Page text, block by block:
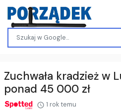
Zuchwała kradzież w
ponad 45 000 zł
1 rok temu